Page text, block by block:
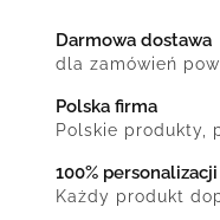
Darmowa dostawa
dla zamówień
Polska firma
Polskie produkty,
100% personalizacji
Każdy produkt